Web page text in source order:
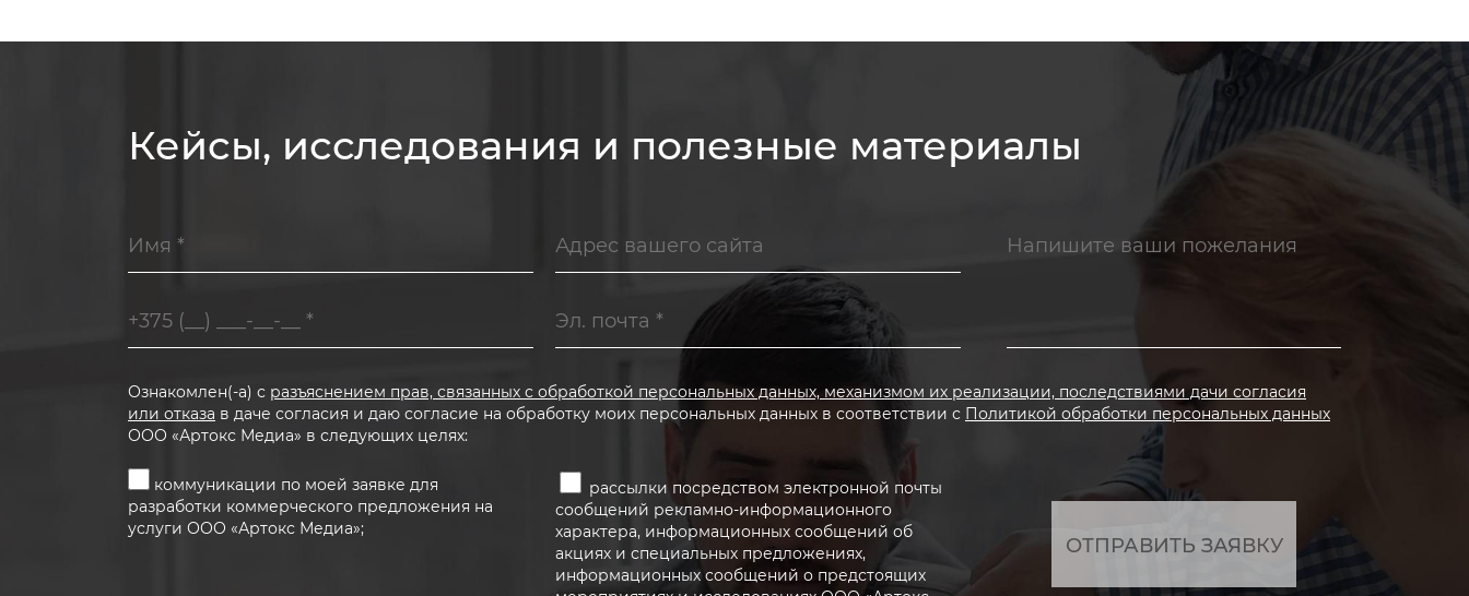
Кейсы, исследования и полезные материалы
Ознакомлен(-а) с разъяснением прав, связанных с обработкой персональных данных, механизмом их реализации, последствиями дачи согласия
или отказа в даче согласия и даю согласие на обработку моих персональных данных в соответствии с Политикой обработки персональных данных
ООО «Артокс Медиа» в следующих целях:
коммуникации по моей заявке для
разработки коммерческого предложения на
услуги ООО «Артокс Медиа»;
рассылки посредством электронной почты
сообщений рекламно-информационного
характера, информационных сообщений об
акциях и специальных предложениях,
информационных сообщений о предстоящих
ОТПРАВИТЬ ЗАЯВКУ